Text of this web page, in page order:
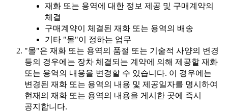
재화 또는 용역에 대한 정보 제공 및 구매계약의
체결
구매계약이 체결된 재화 또는 용역의 배송
기타 "몰"이 정하는 업무
"몰"은 재화 또는 용역의 품절 또는 기술적 사양의 변경
등의 경우에는 장차 체결되는 계약에 의해 제공할 재화
또는 용역의 내용을 변경할 수 있습니다. 이 경우에는
변경된 재화 또는 용역의 내용 및 제공일자를 명시하여
현재의 재화 또는 용역의 내용을 게시한 곳에 즉시
공지합니다.